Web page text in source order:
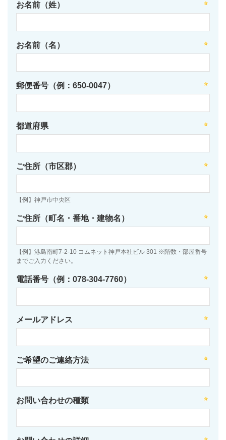
お名前（姓）
お名前（名）
郵便番号（例：650-0047）
都道府県
ご住所（市区郡）
【例】神戸市中央区
ご住所（町名・番地・建物名）
【例】港島南町7-2-10 コムネット神戸本社ビル 301 ※階数・部屋番号
までご入力ください。
電話番号（例：078-304-7760）
メールアドレス
ご希望のご連絡方法
お問い合わせの種類